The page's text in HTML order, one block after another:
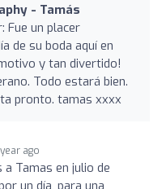
- Tamás
Fue un placer
de su boda aquí en
y tan divertido!
Todo estará bien.
pronto. tamas xxxx
year ago
a Tamas en julio de
un día, para una